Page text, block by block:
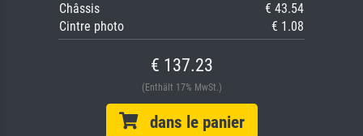
Châssis
€ 43.54
Cintre photo
€ 1.08
€ 137.23
(Enthält 17% MwSt.)
dans le panier